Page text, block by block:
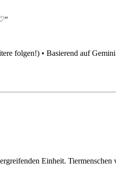
folgen!) • Basierend auf
Einheit.